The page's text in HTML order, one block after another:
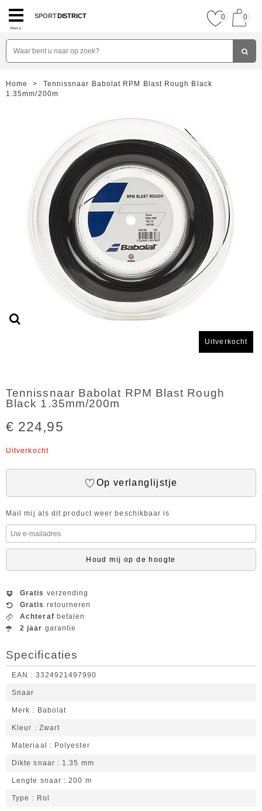
Menu
SPORTDISTRICT 0 0
Home >
Tennissnaar Babolat RPM Blast Rough Black
1.35mm/200m
Uitverkocht
Tennissnaar Babolat RPM Blast Rough
Black 1.35mm/200m
€ 224,95
Uitverkocht
Op verlanglijstje
Mail mij als dit product weer beschikbaar is
Houd mij op de hoogte
Gratis verzending
Gratis retourneren
Achteraf betalen
2 jaar garantie
Specificaties
EAN 3324921497990
Snaar
Merk Babolat
Kleur Zwart
Materiaal Polyester
Dikte snaar 1.35 mm
Lengte snaar 200 m
Type Rol